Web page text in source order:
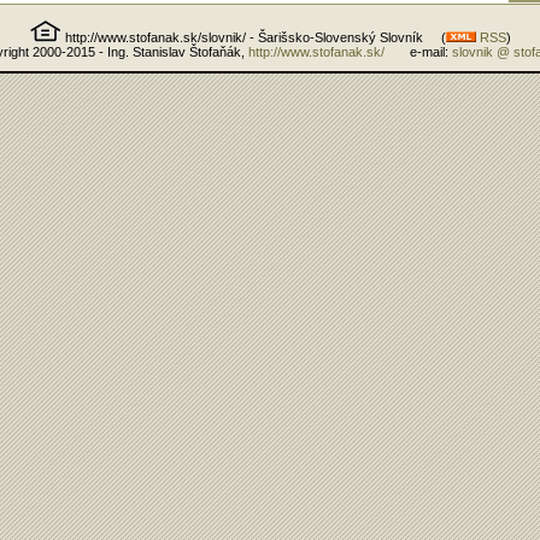
http://www.stofanak.sk/slovnik/ - Šarišsko-Slovenský Slovník ( RSS)
2000-2015 - Ing. Stanislav Štofaňák,
http://www.stofanak.sk/e-mail: slovnik @